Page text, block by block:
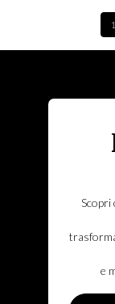
1
Scopri
e